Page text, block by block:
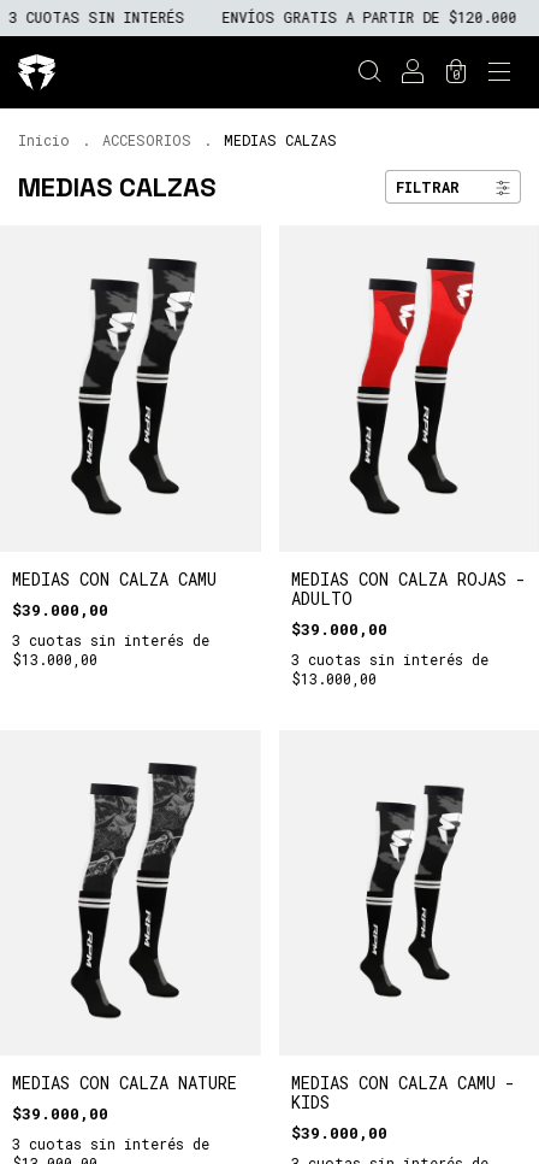
CUOTAS SIN INTERÉS ENVÍOS GRATIS A PARTIR DE $120.000
0
Inicio . ACCESORIOS . MEDIAS CALZAS
MEDIAS CALZAS FILTRAR
MEDIAS CON CALZA CAMU
$39.000,00
3 cuotas sin interés de
$13.000,00
MEDIAS CON CALZA ROJAS -
ADULTO
$39.000,00
3 cuotas sin interés de
$13.000,00
MEDIAS CON CALZA NATURE
$39.000,00
3 cuotas sin interés de
MEDIAS CON CALZA CAMU -
KIDS
$39.000,00